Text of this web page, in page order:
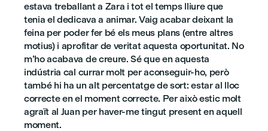
estava treballant a Zara i tot el temps lliure que
tenia el dedicava a animar. Vaig acabar deixant la
feina per poder fer bé els meus plans (entre altres
motius) i aprofitar de veritat aquesta oportunitat. No
m’ho acabava de creure. Sé que en aquesta
indústria cal currar molt per aconseguir-ho, però
també hi ha un alt percentatge de sort: estar al lloc
correcte en el moment correcte. Per això estic molt
agraït al Juan per haver-me tingut present en aquell
moment.